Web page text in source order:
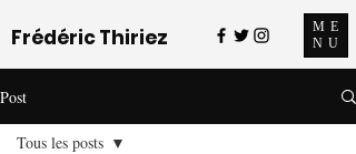
Frédéric Thiriez
ME
NU
Post
Tous les posts